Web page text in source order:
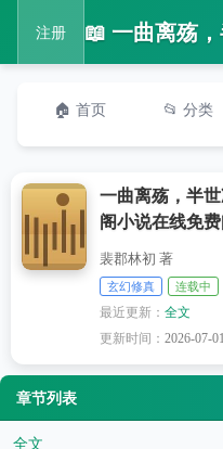
注册
🏠 首页 📂 分类
一曲离殇，半
阁小说在线免
裴郡林初 著
玄幻修真 连载中
最近更新：全文
更新时间：2026-07-
章节列表
全文